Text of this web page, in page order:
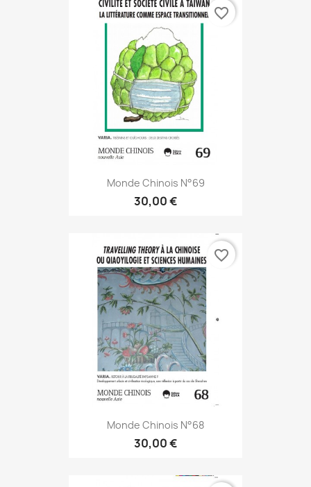
Monde Chinois N°69
30,00 €
favorite_border
Monde Chinois N°68
30,00 €
favorite_border